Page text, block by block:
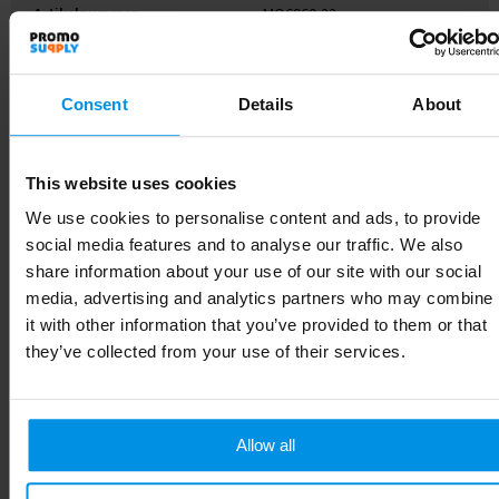
Consent Details About
This website uses cookies
We use cookies to personalise content and ads, to provide
social media features and to analyse our traffic. We also
share information about your use of our site with our social
media, advertising and analytics partners who may combine
it with other information that you’ve provided to them or that
they’ve collected from your use of their services.
Allow all
Artikelnummer MO6960-22
Merk midocean
Kleur Transparant
Afmeting Ø6X20.5CM
Hoogte 20.5 cm
Breedte 6 cm